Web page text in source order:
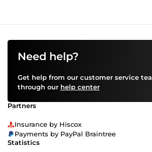
Need help?
Get help from our customer service
through our help center
Partners
Insurance by Hiscox
Payments by PayPal Braintree
Statistics